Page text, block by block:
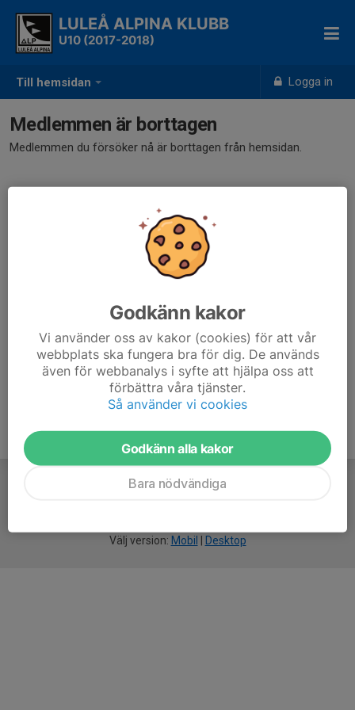
Till hemsidan Logga in
LULEÅ ALPINA KLUBB
U10 (2017-2018)
Medlemmen är borttagen
Medlemmen du försöker nå är borttagen från hemsidan.
Välj version: Mobil Desktop
Godkänn kakor
Vi använder oss av kakor (cookies) för att vår
webbplats ska fungera bra för dig. De används
även för webbanalys i syfte att hjälpa oss att
förbättra våra tjänster.
Så använder vi cookies
Godkänn alla kakor
Bara nödvändiga